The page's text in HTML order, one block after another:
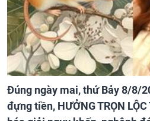
Đúng ngày mai, thứ Bảy 8/8/
đựng tiền, HƯỞNG TRỌN